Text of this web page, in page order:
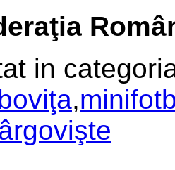
in
,